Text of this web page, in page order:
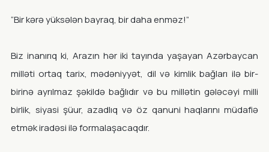
“Bir kərə yüksələn bayraq, bir daha enməz!”
Biz inanırıq ki, Arazın hər iki tayında yaşayan Azərbaycan
milləti ortaq tarix, mədəniyyət, dil və kimlik bağları ilə bir-
birinə ayrılmaz şəkildə bağlıdır və bu millətin gələcəyi milli
birlik, siyasi şüur, azadlıq və öz qanuni haqlarını müdafiə
etmək iradəsi ilə formalaşacaqdır.